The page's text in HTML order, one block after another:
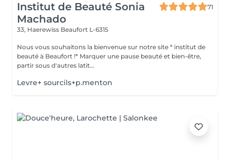
Institut de Beauté Sonia
Machado
71
33, Haerewiss Beaufort L-6315
Nous vous souhaitons la bienvenue sur notre site * institut de
beauté à Beaufort !* Marquer une pause beauté et bien-être,
partir sous d'autres latit...
Levre+ sourcils+p.menton